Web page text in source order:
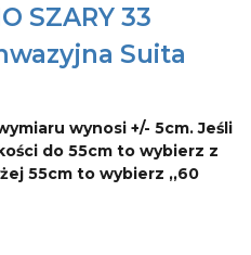
SZARY 33
Suita
wynosi +/- 5cm. Jeśli
do 55cm to wybierz z
55cm to wybierz ,,60